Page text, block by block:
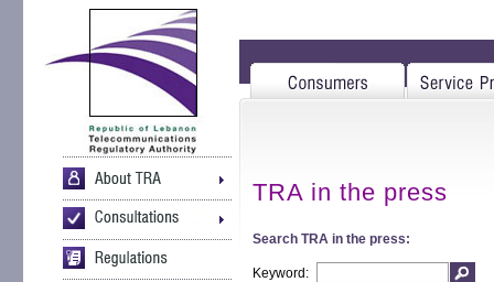
TRA in the press
Search TRA in the press:
Keyword: